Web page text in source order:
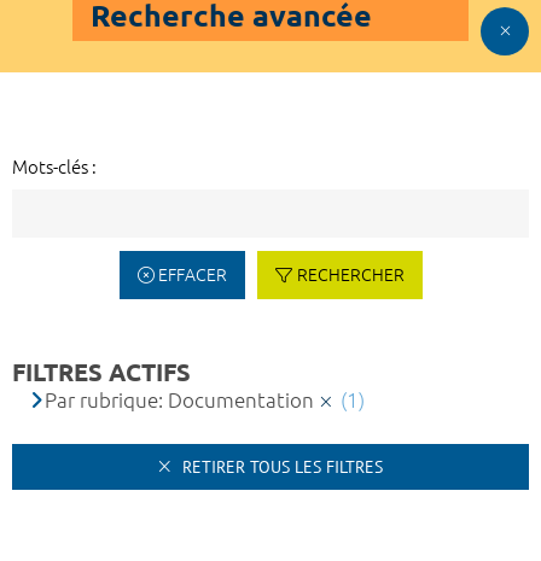
Recherche avancée
Mots-clés :
EFFACER RECHERCHER
FILTRES ACTIFS
Par rubrique: Documentation (1)
RETIRER TOUS LES FILTRES